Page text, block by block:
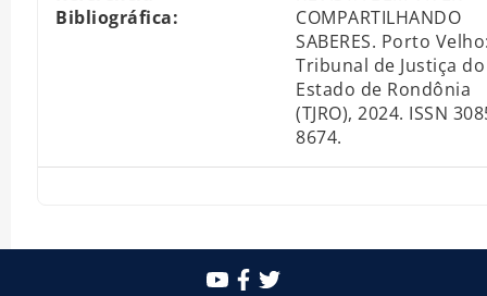
Bibliográfica:
COMPARTILHANDO
SABERES. Porto
Tribunal de Justiça do
Estado de Rondônia
(TJRO), 2024. ISSN
8674.